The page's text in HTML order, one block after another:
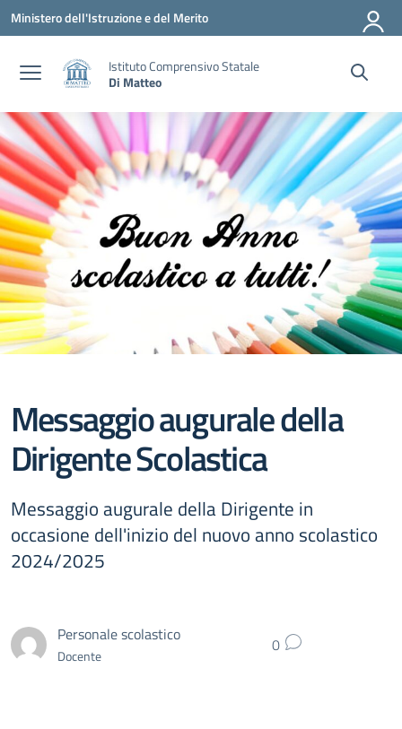
Vai ai contenuti
Vai al menu di navigazione
Vai al footer
Ministero dell'Istruzione e del Merito
Istituto Comprensivo Statale
Di Matteo
Messaggio augurale della
Dirigente Scolastica
Messaggio augurale della Dirigente in
occasione dell'inizio del nuovo anno scolastico
2024/2025
Personale scolastico
Docente 0